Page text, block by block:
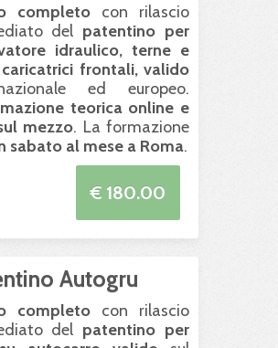
completocon rilascio
del patentino per
idraulico, terne e
frontali, valido
ed europeo.
teorica online e
mezzo. La formazione
sabato al mese a Roma.
€ 180.00
Autogru
completocon rilascio
del patentino per